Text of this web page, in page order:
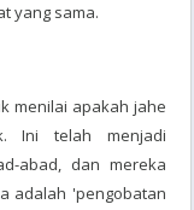
yang sama.
menilai apakah jahe
Ini telah menjadi
abad, dan mereka
adalah 'pengobatan